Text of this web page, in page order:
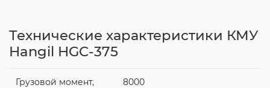
Технические характеристики КМУ
Hangil HGC-375
Грузовой момент,
8000